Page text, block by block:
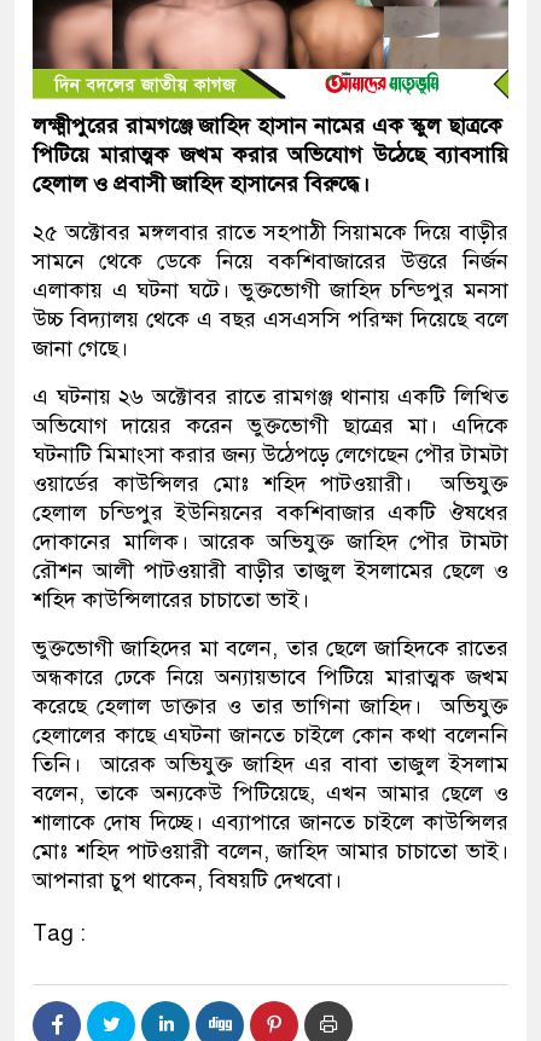
লক্ষ্মীপুরের রামগঞ্জে জাহিদ হাসান নামের এক স্কুল ছাত্রকে
পিটিয়ে মারাত্মক জখম করার অভিযোগ উঠেছে ব্যাবসায়ি
হেলাল ও প্রবাসী জাহিদ হাসানের বিরুদ্ধে।
২৫ অক্টোবর মঙ্গলবার রাতে সহপাঠী সিয়ামকে দিয়ে বাড়ীর
সামনে থেকে ডেকে নিয়ে বকশিবাজারের উত্তরে নির্জন
এলাকায় এ ঘটনা ঘটে। ভুক্তভোগী জাহিদ চন্ডিপুর মনসা
উচ্চ বিদ্যালয় থেকে এ বছর এসএসসি পরিক্ষা দিয়েছে বলে
জানা গেছে।
এ ঘটনায় ২৬ অক্টোবর রাতে রামগঞ্জ থানায় একটি লিখিত
অভিযোগ দায়ের করেন ভুক্তভোগী ছাত্রের মা। এদিকে
ঘটনাটি মিমাংসা করার জন্য উঠেপড়ে লেগেছেন পৌর টামটা
ওয়ার্ডের কাউন্সিলর মোঃ শহিদ পাটওয়ারী। অভিযুক্ত
হেলাল চন্ডিপুর ইউনিয়নের বকশিবাজার একটি ঔষধের
দোকানের মালিক। আরেক অভিযুক্ত জাহিদ পৌর টামটা
রৌশন আলী পাটওয়ারী বাড়ীর তাজুল ইসলামের ছেলে ও
শহিদ কাউন্সিলারের চাচাতো ভাই।
ভুক্তভোগী জাহিদের মা বলেন, তার ছেলে জাহিদকে রাতের
অন্ধকারে ঢেকে নিয়ে অন্যায়ভাবে পিটিয়ে মারাত্মক জখম
করেছে হেলাল ডাক্তার ও তার ভাগিনা জাহিদ। অভিযুক্ত
হেলালের কাছে এঘটনা জানতে চাইলে কোন কথা বলেননি
তিনি। আরেক অভিযুক্ত জাহিদ এর বাবা তাজুল ইসলাম
বলেন, তাকে অন্যকেউ পিটিয়েছে, এখন আমার ছেলে ও
শালাকে দোষ দিচ্ছে। এব্যাপারে জানতে চাইলে কাউন্সিলর
মোঃ শহিদ পাটওয়ারী বলেন, জাহিদ আমার চাচাতো ভাই।
আপনারা চুপ থাকেন, বিষয়টি দেখবো।
Tag :